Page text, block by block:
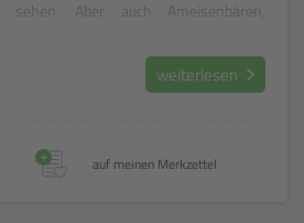
Aber auch Ameisenbären,
weiterlesen
auf meinen Merkzettel
+